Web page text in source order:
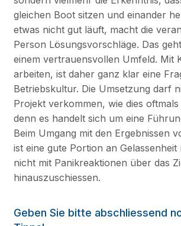
gleichen Boot sitzen und einander
etwas nicht gut läuft, macht die
Person Lösungsvorschläge. Das
einem vertrauensvollen Umfeld. Mit
arbeiten, ist daher ganz klar eine
Betriebskultur. Die Umsetzung darf
Projekt verkommen, wie dies
denn es handelt sich um eine
Beim Umgang mit den Ergebnissen
ist eine gute Portion an Gelassenheit
nicht mit Panikreaktionen über das
hinauszuschiessen.
Geben Sie bitte abschliessend